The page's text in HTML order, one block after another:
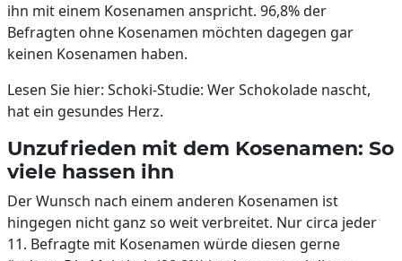
ihn mit einem Kosenamen anspricht. 96,8% der
Befragten ohne Kosenamen möchten dagegen gar
keinen Kosenamen haben.
Lesen Sie hier: Schoki-Studie: Wer Schokolade nascht,
hat ein gesundes Herz.
Unzufrieden mit dem Kosenamen: So
viele hassen ihn
Der Wunsch nach einem anderen Kosenamen ist
hingegen nicht ganz so weit verbreitet. Nur circa jeder
11. Befragte mit Kosenamen würde diesen gerne